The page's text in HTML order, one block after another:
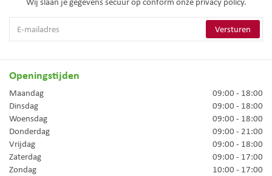
Openingstijden
Maandag
09:00 - 18:00
Dinsdag
09:00 - 18:00
Woensdag
09:00 - 18:00
Donderdag
09:00 - 21:00
Vrijdag
09:00 - 18:00
Zaterdag
09:00 - 17:00
Zondag
10:00 - 17:00